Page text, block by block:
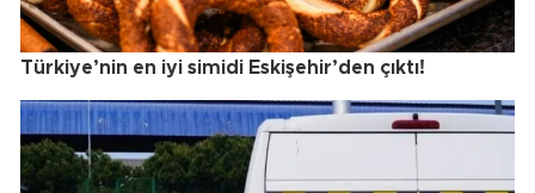
Türkiye’nin en iyi simidi Eskişehir’den çıktı!